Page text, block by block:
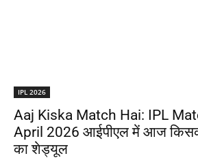
IPL 2026
Aaj Kiska Match Hai: IPL
April 2026 आईपीएल में आज
का शेड्यूल